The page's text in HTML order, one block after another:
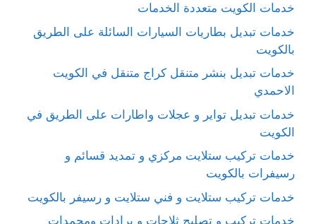
خدمات الكويت متعددة الخدمات
خدمات تبديل بطاريات السيارات السائلة على الطريق
بالكويت
خدمات تبديل بنشر متنقل كراج متنقل في الكويت
الاحمدي
خدمات تبديل تواير و عجلات واطارات على الطريق في
الكويت
خدمات تركيب ستلايت مركزي و تمديد قسائم و
رسيفرات بالكويت
خدمات تركيب ستلايت و فني ستلايت و رسيفر بالكويت
خدمات تركيب و تصليح ثلاجات و برادات ومجمدات